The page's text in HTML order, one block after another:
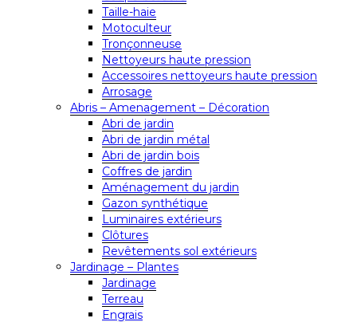
Taille-haie
Motoculteur
Tronçonneuse
Nettoyeurs haute pression
Accessoires nettoyeurs haute pression
Arrosage
Abris – Amenagement – Décoration
Abri de jardin
Abri de jardin métal
Abri de jardin bois
Coffres de jardin
Aménagement du jardin
Gazon synthétique
Luminaires extérieurs
Clôtures
Revêtements sol extérieurs
Jardinage – Plantes
Jardinage
Terreau
Engrais